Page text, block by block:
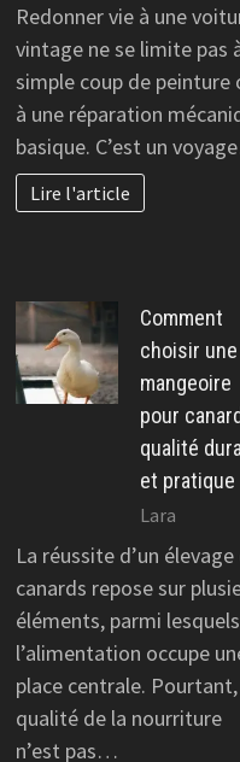
Redonner vie à une
vintage ne se limite pas
simple coup de peinture
à une réparation
basique. C’est un
Lire l'article
Comment
choisir une
mangeoire
pour
qualité
et pratique
Lara
La réussite d’un élevage
canards repose sur
éléments, parmi lesquels
l’alimentation occupe
place centrale.
qualité de la nourriture
n’est pas…